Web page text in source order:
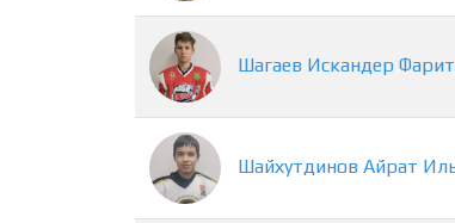
Шагаев Искандер
Шайхутдинов Айрат